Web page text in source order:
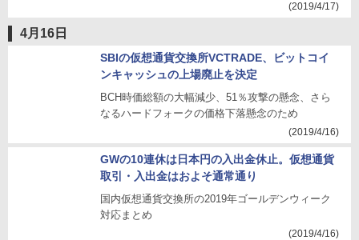
(2019/4/17)
4月16日
SBIの仮想通貨交換所VCTRADE、ビットコイ
ンキャッシュの上場廃止を決定
BCH時価総額の大幅減少、51％攻撃の懸念、さら
なるハードフォークの価格下落懸念のため
(2019/4/16)
GWの10連休は日本円の入出金休止。仮想通貨
取引・入出金はおよそ通常通り
国内仮想通貨交換所の2019年ゴールデンウィーク
対応まとめ
(2019/4/16)